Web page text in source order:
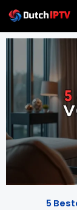
Skip
content
5